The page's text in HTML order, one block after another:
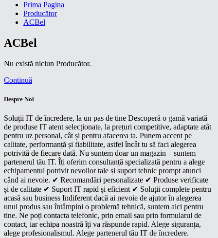
Prima Pagina
Producător
ACBel
ACBel
Nu există niciun Producător.
Continuă
Despre Noi
Soluții IT de încredere, la un pas de tine Descoperă o gamă variată
de produse IT atent selecționate, la prețuri competitive, adaptate atât
pentru uz personal, cât și pentru afacerea ta. Punem accent pe
calitate, performanță și fiabilitate, astfel încât tu să faci alegerea
potrivită de fiecare dată. Nu suntem doar un magazin – suntem
partenerul tău IT. Îți oferim consultanță specializată pentru a alege
echipamentul potrivit nevoilor tale și suport tehnic prompt atunci
când ai nevoie. ✔ Recomandări personalizate ✔ Produse verificate
și de calitate ✔ Suport IT rapid și eficient ✔ Soluții complete pentru
acasă sau business Indiferent dacă ai nevoie de ajutor în alegerea
unui produs sau întâmpini o problemă tehnică, suntem aici pentru
tine. Ne poți contacta telefonic, prin email sau prin formularul de
contact, iar echipa noastră îți va răspunde rapid. Alege siguranța,
alege profesionalismul. Alege partenerul tău IT de încredere.